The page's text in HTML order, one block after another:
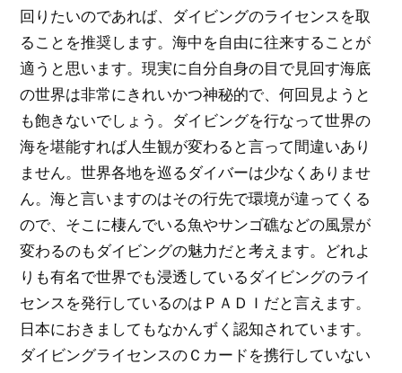
回りたいのであれば、ダイビングのライセンスを取
ることを推奨します。海中を自由に往来することが
適うと思います。現実に自分自身の目で見回す海底
の世界は非常にきれいかつ神秘的で、何回見ようと
も飽きないでしょう。ダイビングを行なって世界の
海を堪能すれば人生観が変わると言って間違いあり
ません。世界各地を巡るダイバーは少なくありませ
ん。海と言いますのはその行先で環境が違ってくる
ので、そこに棲んでいる魚やサンゴ礁などの風景が
変わるのもダイビングの魅力だと考えます。どれよ
りも有名で世界でも浸透しているダイビングのライ
センスを発行しているのはＰＡＤＩだと言えます。
日本におきましてもなかんずく認知されています。
ダイビングライセンスのＣカードを携行していない